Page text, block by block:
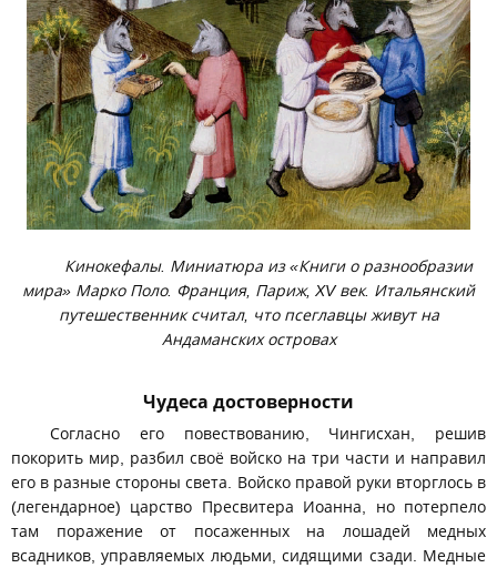
Кинокефалы. Миниатюра из «Книги о разнообразии
мира» Марко Поло. Франция, Париж, XV век. Итальянский
путешественник считал, что псеглавцы живут на
Андаманских островах
Чудеса достоверности
Согласно его повествованию, Чингисхан, решив
покорить мир, разбил своё войско на три части и направил
его в разные стороны света. Войско правой руки вторглось в
(легендарное) царство Пресвитера Иоанна, но потерпело
там поражение от посаженных на лошадей медных
всадников, управляемых людьми, сидящими сзади. Медные